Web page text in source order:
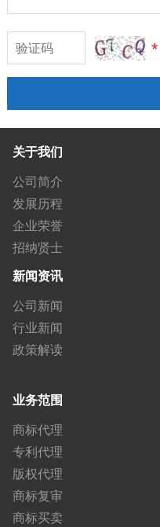
*
关于我们
公司简介
发展历程
企业荣誉
招纳贤士
新闻资讯
公司新闻
行业新闻
政策解读
业务范围
商标代理
专利代理
版权代理
商标复审
商标买卖